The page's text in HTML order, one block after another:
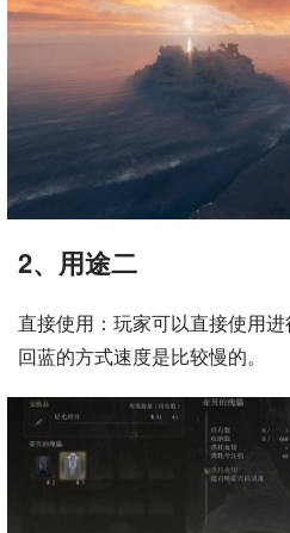
2、用途二
直接使用：玩家可以直接使用
回蓝的方式速度是比较慢的。